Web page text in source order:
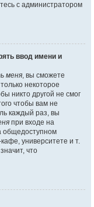
с администратором
ввод имени и
меня, вы сможете
некоторое
никто другой не смог
чтобы вам не
каждый раз, вы
при входе на
общедоступном
университете и т.
что